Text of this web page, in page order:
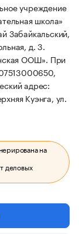
учреждение
школа»
Забайкальский,
д. 3.
ООШ». При
адрес:
Куэнга, ул.
на
деловых